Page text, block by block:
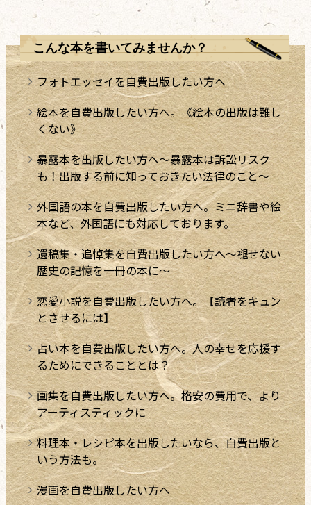
こんな本を書いてみませんか？
フォトエッセイを自費出版したい方へ
絵本を自費出版したい方へ。《絵本の出版は難し
くない》
暴露本を出版したい方へ～暴露本は訴訟リスク
も！出版する前に知っておきたい法律のこと～
外国語の本を自費出版したい方へ。ミニ辞書や絵
本など、外国語にも対応しております。
遺稿集・追悼集を自費出版したい方へ～褪せない
歴史の記憶を一冊の本に～
恋愛小説を自費出版したい方へ。【読者をキュン
とさせるには】
占い本を自費出版したい方へ。人の幸せを応援す
るためにできることとは？
画集を自費出版したい方へ。格安の費用で、より
アーティスティックに
料理本・レシピ本を出版したいなら、自費出版と
いう方法も。
漫画を自費出版したい方へ